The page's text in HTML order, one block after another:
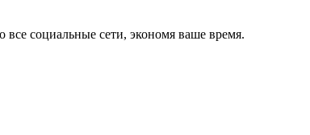
социальные сети, экономя ваше время.